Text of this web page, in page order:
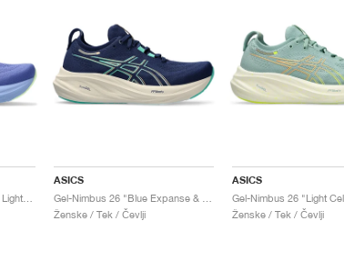
ASICS
Ženske / Tek / Čevlji
ASICS
Ženske / Tek / Čevlji